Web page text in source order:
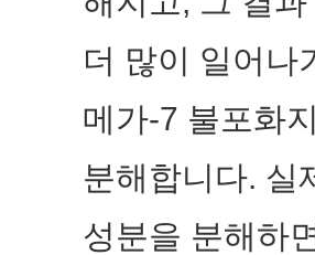
더 많이 일어나
메가-7 불포화
분해합니다. 실
성분을 분해하